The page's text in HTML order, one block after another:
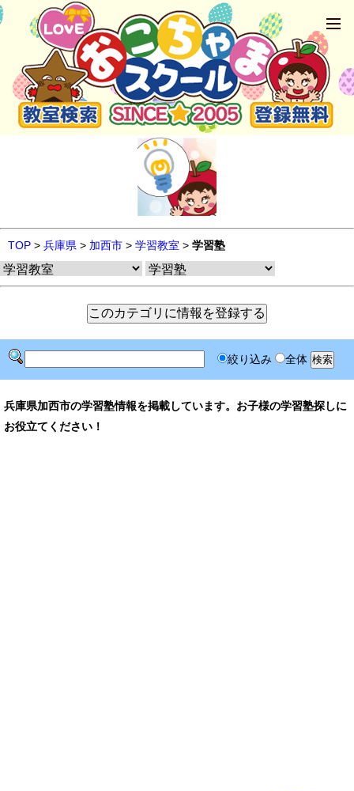
TOP > 兵庫県 > 加西市 > 学習教室 > 学習塾
絞り込み 全体
兵庫県加西市の学習塾情報を掲載しています。お子様の学習塾探しに
お役立てください！